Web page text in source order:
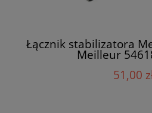
Łącznik stabilizatora
Meilleur
51,00